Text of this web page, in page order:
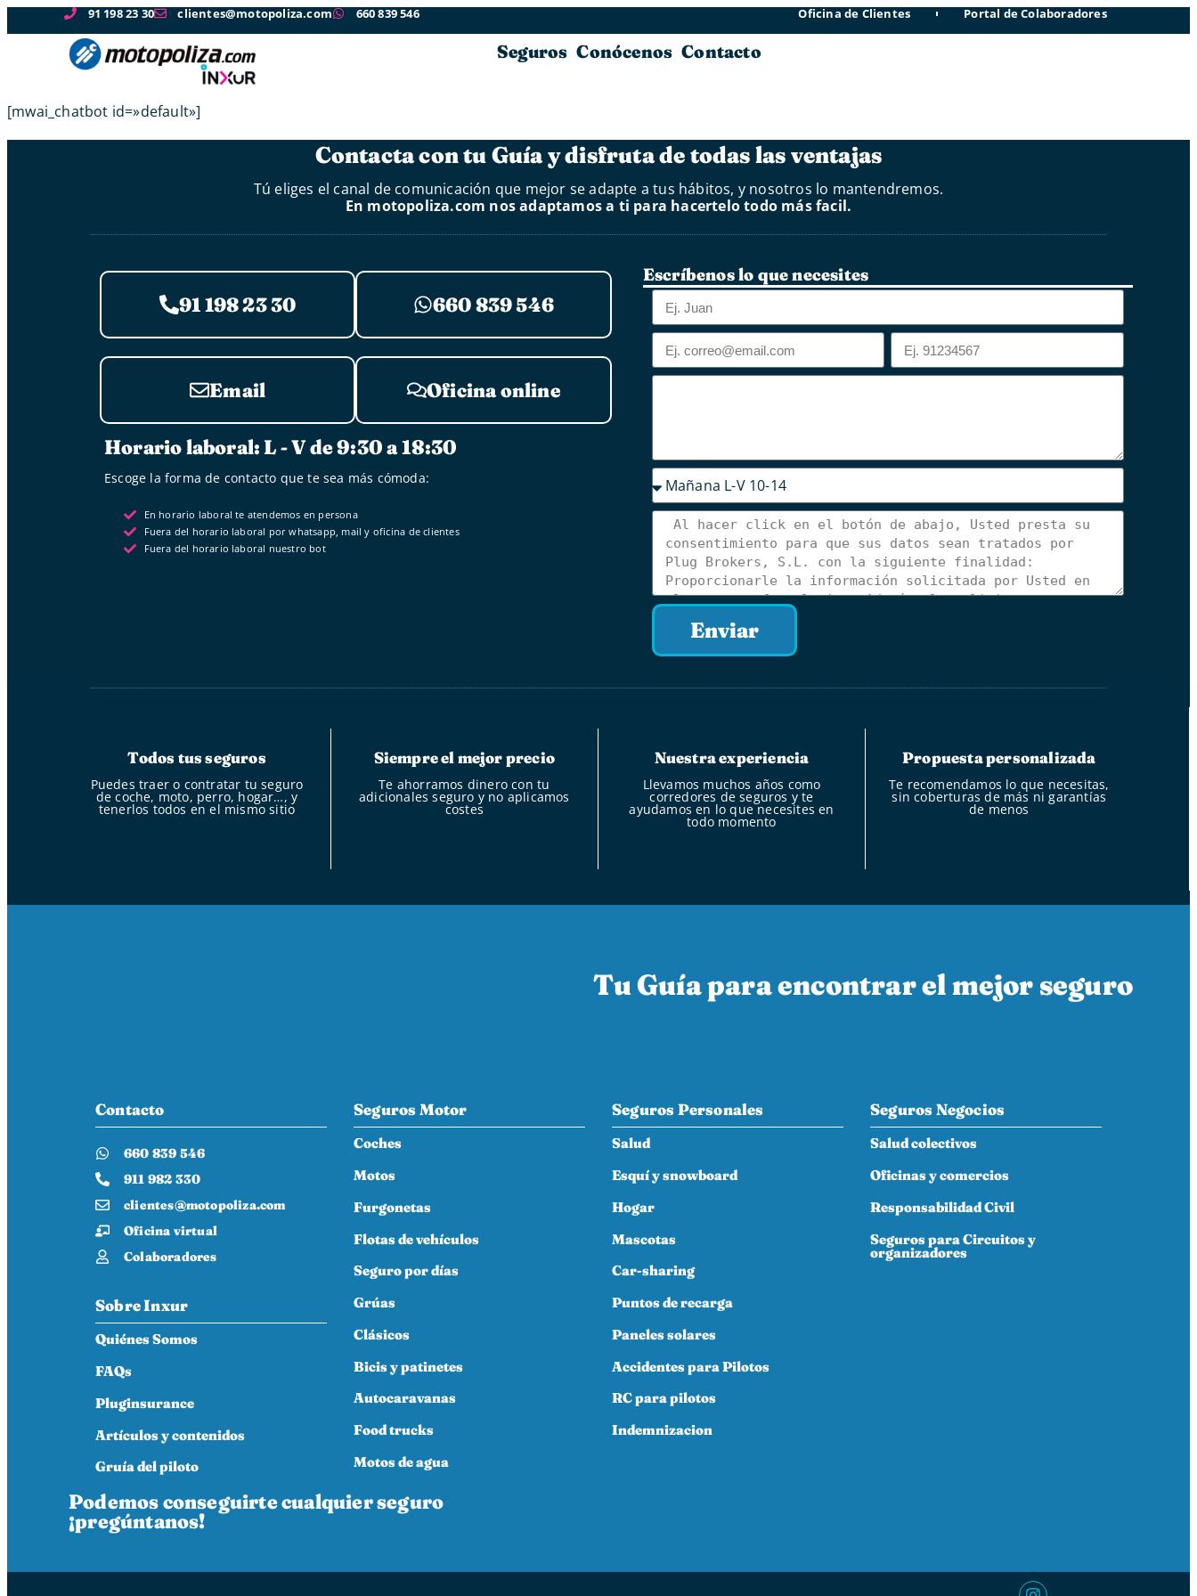
91 198 23 30 clientes@motopoliza.com 660 839 546 Oficina de Clientes Portal de Colaboradores
Seguros Conócenos Contacto
[mwai_chatbot id=»default»]
Contacta con tu Guía y disfruta de todas las ventajas
Tú eliges el canal de comunicación que mejor se adapte a tus hábitos, y nosotros lo mantendremos.
En motopoliza.com nos adaptamos a ti para hacertelo todo más facil.
91 198 23 30 660 839 546
Email Oficina online
Horario laboral: L - V de 9:30 a 18:30
Escoge la forma de contacto que te sea más cómoda:
En horario laboral te atendemos en persona
Fuera del horario laboral por whatsapp, mail y oficina de clientes
Fuera del horario laboral nuestro bot
Escríbenos lo que necesites
Enviar
Todos tus seguros
Puedes traer o contratar tu seguro
de coche, moto, perro, hogar…, y
tenerlos todos en el mismo sitio
Siempre el mejor precio
Te ahorramos dinero con tu
adicionales seguro y no aplicamos
costes
Nuestra experiencia
Llevamos muchos años como
corredores de seguros y te
ayudamos en lo que necesites en
todo momento
Propuesta personalizada
Te recomendamos lo que necesitas,
sin coberturas de más ni garantías
de menos
Tu Guía para encontrar el mejor seguro
Contacto
660 839 546
911 982 330
clientes@motopoliza.com
Oficina virtual
Colaboradores
Sobre Inxur
Quiénes Somos
FAQs
Pluginsurance
Artículos y contenidos
Gruía del piloto
Seguros Motor
Coches
Motos
Furgonetas
Flotas de vehículos
Seguro por días
Grúas
Clásicos
Bicis y patinetes
Autocaravanas
Food trucks
Motos de agua
Seguros Personales
Salud
Esquí y snowboard
Hogar
Mascotas
Car-sharing
Puntos de recarga
Paneles solares
Accidentes para Pilotos
RC para pilotos
Indemnizacion
Seguros Negocios
Salud colectivos
Oficinas y comercios
Responsabilidad Civil
Seguros para Circuitos y
organizadores
Podemos conseguirte cualquier seguro
¡pregúntanos!